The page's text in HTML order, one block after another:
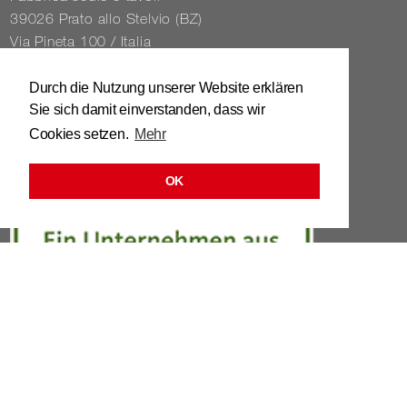
Durch die Nutzung unserer Website erklären
Sie sich damit einverstanden, dass wir
Cookies setzen. Mehr
OK
39026 Prato allo Stelvio (BZ)
Via Pineta 100 / Italia
Tel. 0039 / 0473 / 61 62 43
info@​stuhl.​it